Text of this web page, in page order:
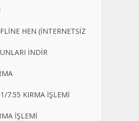
HEN (İNTERNETSİZ
İNDİR
7.55 KIRMA İŞLEMİ
İŞLEMİ